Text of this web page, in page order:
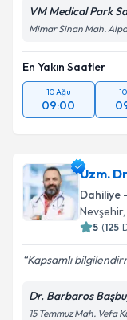
VM Medical Park
Mimar Sinan Mah.
En Yakın Saatler
10 Ağu
09:00
Uzm.
Dahiliye
Nevşehir
5 (125
Kapsamlı
Dr. Barbaros
15 Temmuz Mah. Vefa